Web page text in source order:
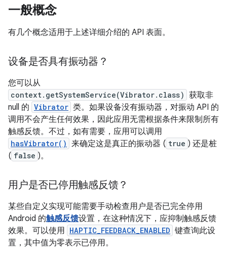
一般概念
有几个概念适用于上述详细介绍的 API 表面。
设备是否具有振动器？
您可以从
context.getSystemService(Vibrator.class) 获取非
null 的 Vibrator 类。如果设备没有振动器，对振动 API 的
调用不会产生任何效果，因此应用无需根据条件来限制所有
触感反馈。不过，如有需要，应用可以调用
hasVibrator() 来确定这是真正的振动器 ( true ) 还是桩
( false )。
用户是否已停用触感反馈？
某些自定义实现可能需要手动检查用户是否已完全停用
Android 的触感反馈设置，在这种情况下，应抑制触感反馈
效果。可以使用 HAPTIC_FEEDBACK_ENABLED 键查询此设
置，其中值为零表示已停用。